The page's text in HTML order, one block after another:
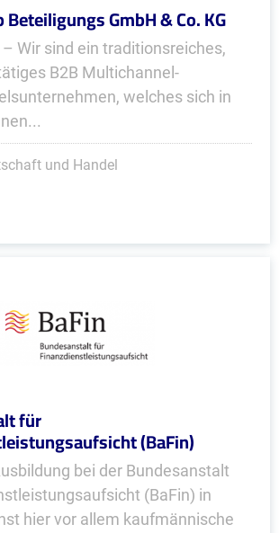
GmbH & Co. KG
Wir sind ein traditionsreiches,
B2B Multichannel-
welches sich in
und Handel
für
(BaFin)
bei der Bundesanstalt
(BaFin) in
hier vor allem kaufmännische